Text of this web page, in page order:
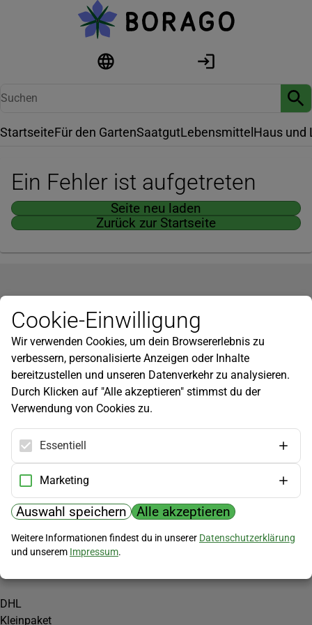
StartseiteFür den GartenSaatgutLebensmittel Haus und
Ein Fehler ist aufgetreten
Seite neu laden
Zurück zur Startseite
Newsletter
Infos zu neuen Produkten, Gartentipps und mehr findest du in
unserem Newsletter!
Jetzt anmelden
Hilfe
Kundenservice
Widerrufsbelehrung
Versandkosten
Zahlungsmöglichkeiten
PayPal
Vorkasse
Versand
DHL
Kleinpaket
Cookie-Einwilligung
Wir verwenden Cookies, um dein Browsererlebnis zu
verbessern, personalisierte Anzeigen oder Inhalte
bereitzustellen und unseren Datenverkehr zu analysieren.
Durch Klicken auf "Alle akzeptieren" stimmst du der
Verwendung von Cookies zu.
Essentiell
Marketing
Auswahl speichern Alle akzeptieren
Weitere Informationen findest du in unserer Datenschutzerklärung
und unserem Impressum.